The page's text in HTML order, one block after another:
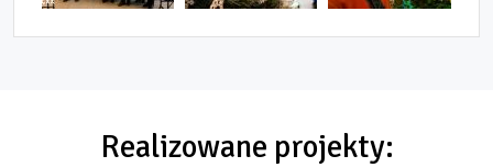
Realizowane projekty: